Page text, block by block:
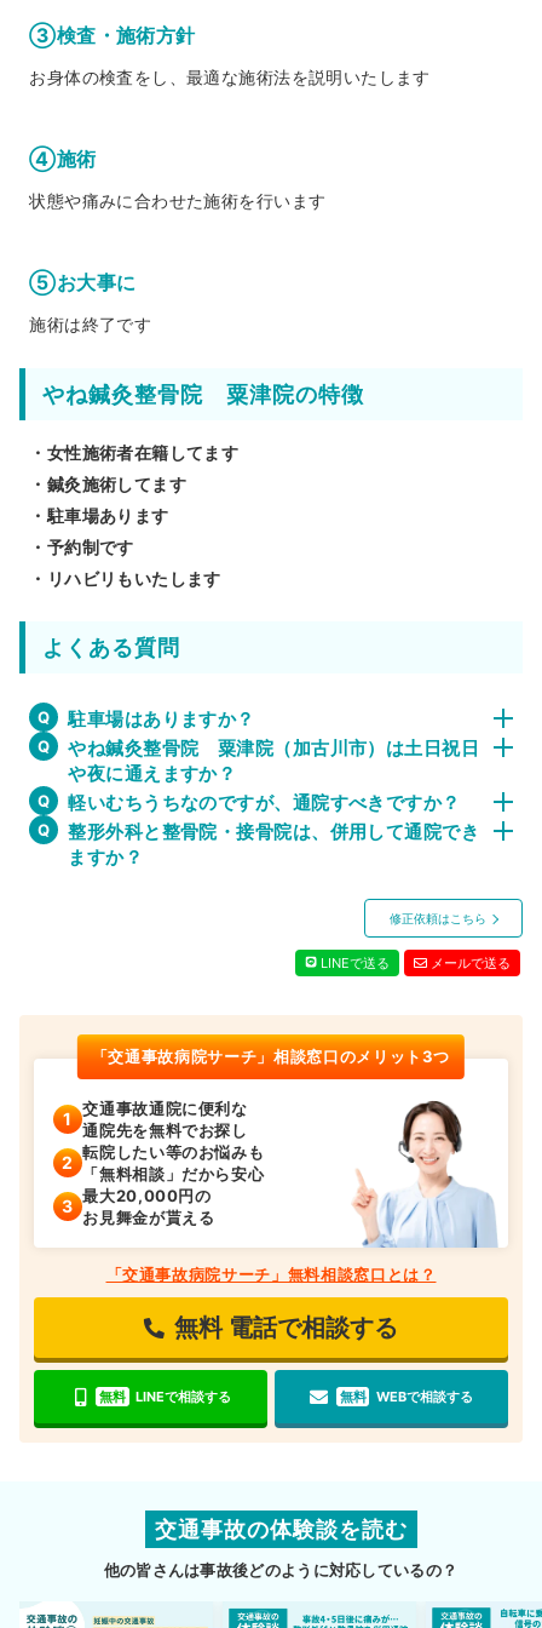
③検査・施術方針
お身体の検査をし、最適な施術法を説明いたします
④施術
状態や痛みに合わせた施術を行います
⑤お大事に
施術は終了です
やね鍼灸整骨院 粟津院の特徴
・女性施術者在籍してます
・鍼灸施術してます
・駐車場あります
・予約制です
・リハビリもいたします
よくある質問
駐車場はありますか？
やね鍼灸整骨院 粟津院（加古川市）は土日祝日
や夜に通えますか？
軽いむちうちなのですが、通院すべきですか？
整形外科と整骨院・接骨院は、併用して通院でき
ますか？
修正依頼はこちら
LINEで送る メールで送る
「交通事故病院サーチ」相談窓口のメリット3つ
交通事故通院に便利な
通院先を無料でお探し
転院したい等のお悩みも
「無料相談」だから安心
最大20,000円の
お見舞金が貰える
「交通事故病院サーチ」無料相談窓口とは？
無料 電話で相談する
無料 LINEで相談する 無料 WEBで相談する
交通事故の体験談を読む
他の皆さんは事故後どのように対応しているの？